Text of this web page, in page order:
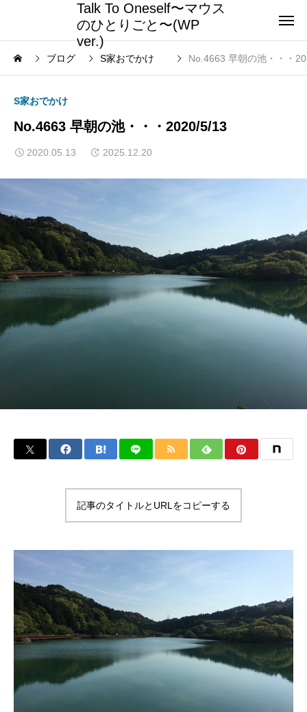
Talk To Oneself〜マウス
のひとりごと〜(WP
ver.)
ブログ S家おでかけ No.4663 早朝の池・・
S家おでかけ
No.4663 早朝の池・・・2020/5/13
2020.05.13 2025.12.20
記事のタイトルとURLをコピーする